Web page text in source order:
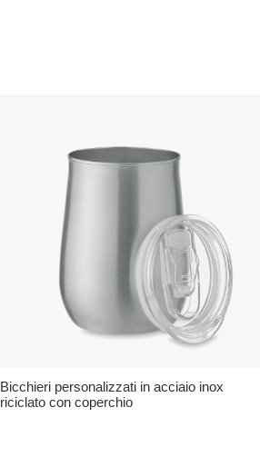
Bicchieri personalizzati in acciaio inox
riciclato con coperchio